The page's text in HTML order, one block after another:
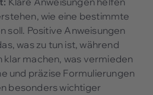
wie eine bestimmte
soll. Positive Anweisungen
was zu tun ist, während
machen, was vermieden
und präzise Formulierungen
besonders wichtiger